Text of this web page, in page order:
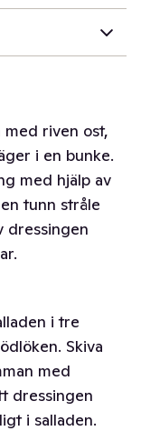
med riven ost,
i en bunke.
med hjälp av
tunn stråle
dressingen
i tre
Skiva
med
dressingen
i salladen.